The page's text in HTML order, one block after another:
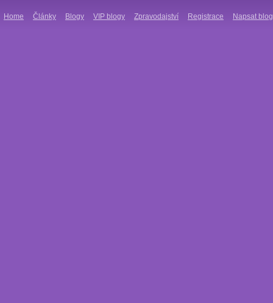
Home Články Blogy VIP blogy Zpravodajství Registrace Napsat blog